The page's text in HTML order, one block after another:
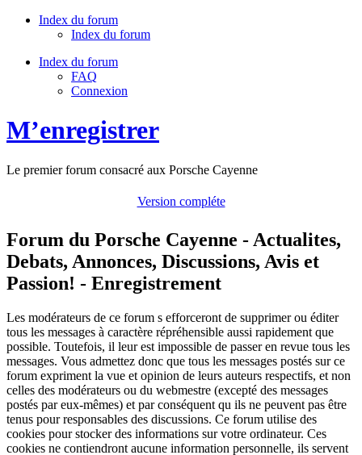
Index du forum
Index du forum
Index du forum
FAQ
Connexion
M’enregistrer
Le premier forum consacré aux Porsche Cayenne
Version compléte
Forum du Porsche Cayenne - Actualites,
Debats, Annonces, Discussions, Avis et
Passion! - Enregistrement
Les modérateurs de ce forum s efforceront de supprimer ou éditer
tous les messages à caractère répréhensible aussi rapidement que
possible. Toutefois, il leur est impossible de passer en revue tous les
messages. Vous admettez donc que tous les messages postés sur ce
forum expriment la vue et opinion de leurs auteurs respectifs, et non
celles des modérateurs ou du webmestre (excepté des messages
postés par eux-mêmes) et par conséquent qu ils ne peuvent pas être
tenus pour responsables des discussions. Ce forum utilise des
cookies pour stocker des informations sur votre ordinateur. Ces
cookies ne contiendront aucune information personnelle, ils servent